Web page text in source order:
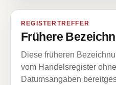
REGISTERTREFFER
Frühere
Diese früheren
vom Handelsregister
Datumsangaben